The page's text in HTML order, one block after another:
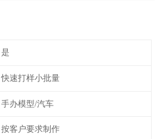
是
快速打样小批量
手办模型/汽车
按客户要求制作